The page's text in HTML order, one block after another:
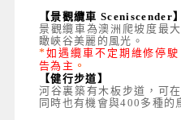
【景觀纜車 Sceniscender】
景觀纜車為澳洲爬坡度最
瞰峽谷美麗的風光。
*如遇纜車不定期維修停
告為主 。
【健行步道】
河谷裏築有木板步道，可
同時也有機會與400多種的